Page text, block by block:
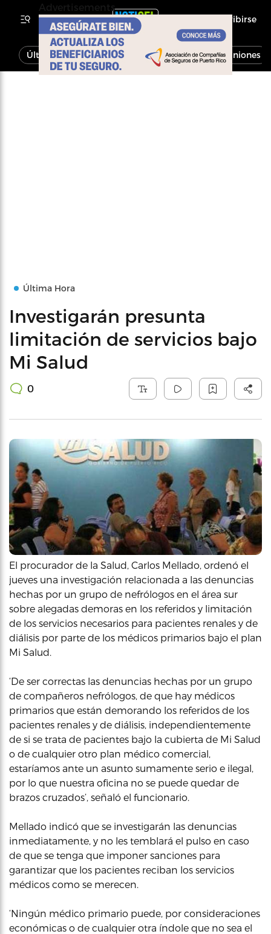
Inscribirse
Última Hora Noticias Economía Opiniones
Última Hora
Investigarán presunta
limitación de servicios bajo
Mi Salud
0
El procurador de la Salud, Carlos Mellado, ordenó el
jueves una investigación relacionada a las denuncias
hechas por un grupo de nefrólogos en el área sur
sobre alegadas demoras en los referidos y limitación
de los servicios necesarios para pacientes renales y de
diálisis por parte de los médicos primarios bajo el plan
Mi Salud.
‘De ser correctas las denuncias hechas por un grupo
de compañeros nefrólogos, de que hay médicos
primarios que están demorando los referidos de los
pacientes renales y de diálisis, independientemente
de si se trata de pacientes bajo la cubierta de Mi Salud
o de cualquier otro plan médico comercial,
estaríamos ante un asunto sumamente serio e ilegal,
por lo que nuestra oficina no se puede quedar de
brazos cruzados’, señaló el funcionario.
Mellado indicó que se investigarán las denuncias
inmediatamente, y no les temblará el pulso en caso
de que se tenga que imponer sanciones para
garantizar que los pacientes reciban los servicios
médicos como se merecen.
‘Ningún médico primario puede, por consideraciones
económicas o de cualquier otra índole que no sea el
Advertisements